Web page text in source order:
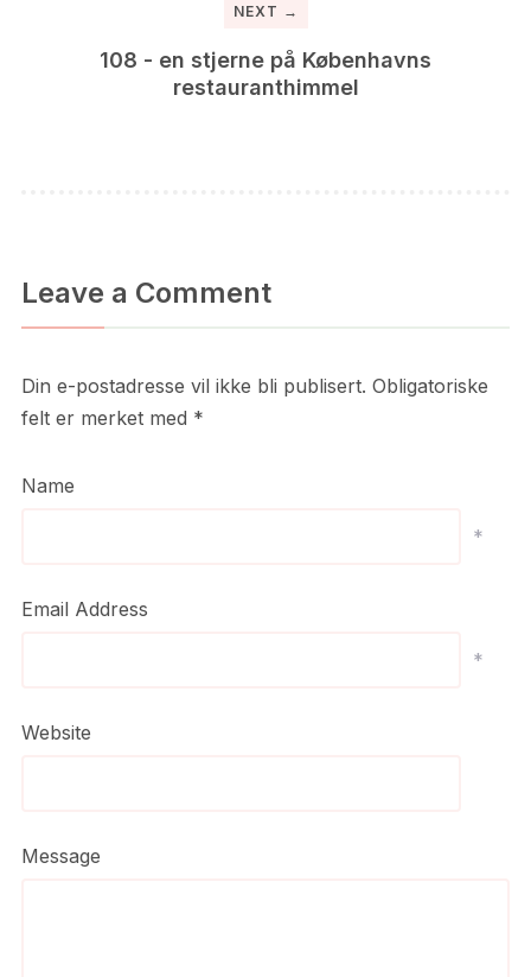
NEXT →
108 - en stjerne på Københavns
restauranthimmel
Leave a Comment
Din e-postadresse vil ikke bli publisert. Obligatoriske
felt er merket med *
Name
*
Email Address
*
Website
Message